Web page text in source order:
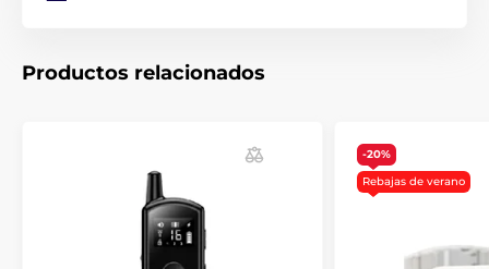
Productos relacionados
-20%
Rebajas de verano